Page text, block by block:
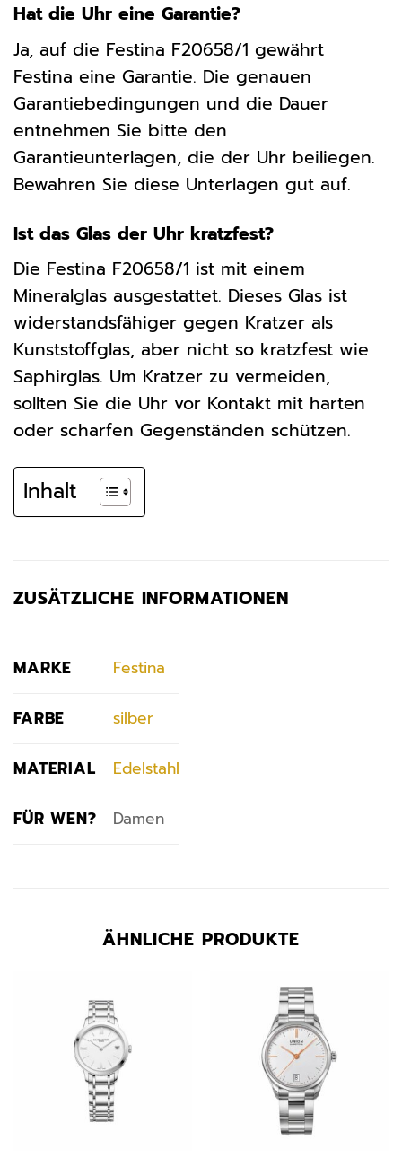
Hat die Uhr eine Garantie?
Ja, auf die Festina F20658/1 gewährt
Festina eine Garantie. Die genauen
Garantiebedingungen und die Dauer
entnehmen Sie bitte den
Garantieunterlagen, die der Uhr beiliegen.
Bewahren Sie diese Unterlagen gut auf.
Ist das Glas der Uhr kratzfest?
Die Festina F20658/1 ist mit einem
Mineralglas ausgestattet. Dieses Glas ist
widerstandsfähiger gegen Kratzer als
Kunststoffglas, aber nicht so kratzfest wie
Saphirglas. Um Kratzer zu vermeiden,
sollten Sie die Uhr vor Kontakt mit harten
oder scharfen Gegenständen schützen.
Inhalt
ZUSÄTZLICHE INFORMATIONEN
MARKE Festina
FARBE silber
MATERIAL Edelstahl
FÜR WEN? Damen
ÄHNLICHE PRODUKTE